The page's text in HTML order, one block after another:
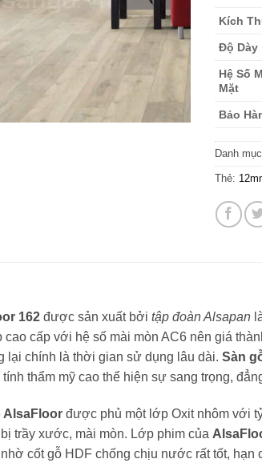
Kích
Độ Dày
Hệ Số
Mặt
Bảo
Danh
Thẻ:
162 được sản xuất bởi tập đoàn Alsapan
cao cấp với hệ số mài mòn AC6 nên giá
lại chính là thời gian sử dụng lâu dài. Sàn
thẩm mỹ cao thể hiện sự sang trọng,
AlsaFloor được phủ một lớp Oxit nhôm với
trầy xước, mài mòn. Lớp phim của
cốt gỗ HDF chống chịu nước rất tốt,